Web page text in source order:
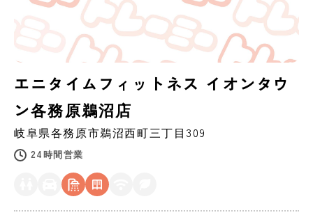
エニタイムフィットネス イオンタウ
ン各務原鵜沼店
岐阜県各務原市鵜沼西町三丁目309
24時間営業